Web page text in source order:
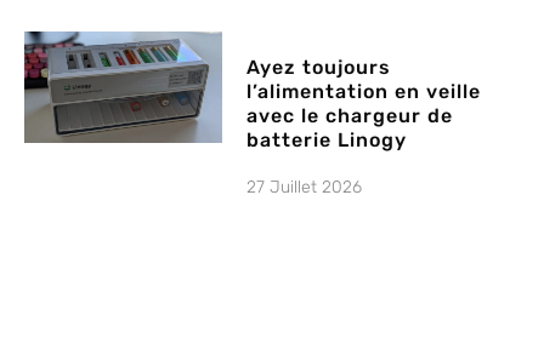
Ayez toujours
l’alimentation en veille
avec le chargeur de
batterie Linogy
27 Juillet 2026